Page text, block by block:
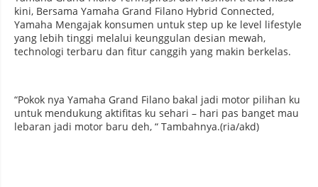
kini, Bersama Yamaha Grand Filano Hybrid Connected,
Yamaha Mengajak konsumen untuk step up ke level lifestyle
yang lebih tinggi melalui keunggulan desian mewah,
technologi terbaru dan fitur canggih yang makin berkelas.
“Pokok nya Yamaha Grand Filano bakal jadi motor pilihan ku
untuk mendukung aktifitas ku sehari – hari pas banget mau
lebaran jadi motor baru deh, “ Tambahnya.(ria/akd)